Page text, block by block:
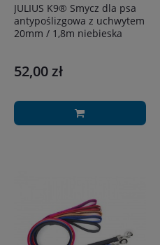
JULIUS K9® Smycz dla psa
antypoślizgowa z uchwytem
20mm / 1,8m niebieska
52,00 zł